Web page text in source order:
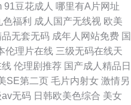
91豆花成人 哪里有A片网址
色福利 成人国产无线视 欧美
品无套无码 成年人网站免费 国
伦理片在线 三级无码在线天
线 伦理剧推荐 国产成人精品日
SE第二页 毛片内射女 激情另
无码 日韩欧美色综合 美女